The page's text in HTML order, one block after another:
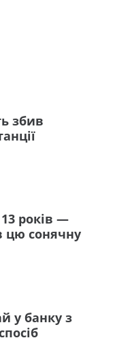
збив
років —
цю сонячну
у банку з